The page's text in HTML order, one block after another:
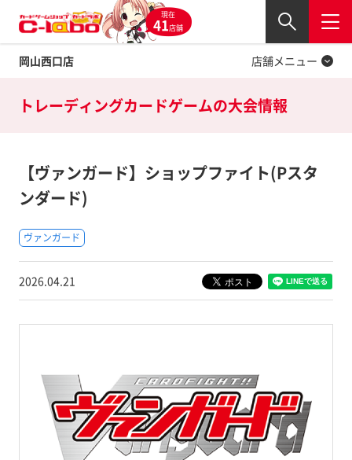
現在
41店舗
岡山西口店
閉じる
店舗メニュー
Twitter
トレーディングカードゲームの大会情報
【ヴァンガード】ショップファイト(Pスタ
ンダード)
ヴァンガード
2026.04.21